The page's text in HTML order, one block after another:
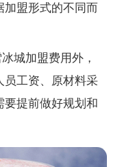
加盟形式的不同而
城加盟费用外，
员工资、原材料采
要提前做好规划和